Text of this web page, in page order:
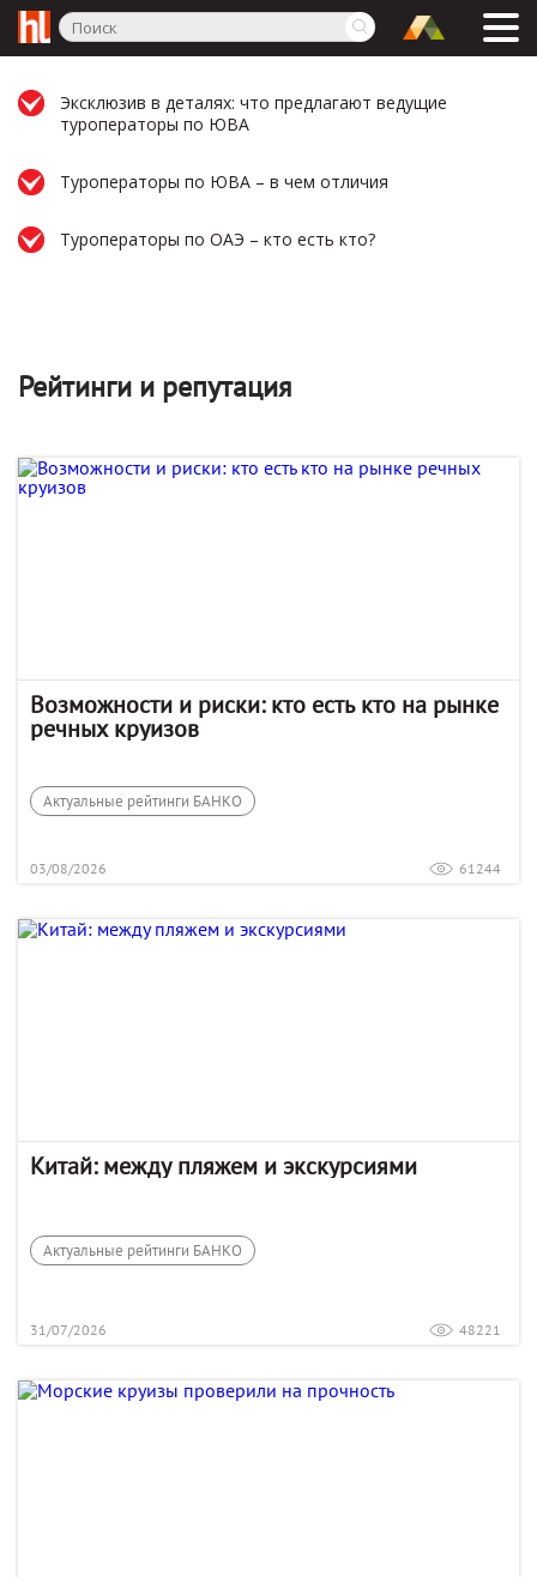
Эксклюзив в деталях: что предлагают ведущие
туроператоры по ЮВА
Туроператоры по ЮВА – в чем отличия
Туроператоры по ОАЭ – кто есть кто?
Рейтинги и репутация
Возможности и риски: кто есть кто на рынке
речных круизов
Актуальные рейтинги БАНКО
03/08/2026 61244
Китай: между пляжем и экскурсиями
Актуальные рейтинги БАНКО
31/07/2026 48221